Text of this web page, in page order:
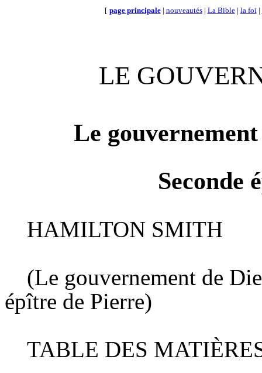
[ page principale| nouveautés| La Bible| la foi|
LE
Le
Seconde
HAMILTON SMITH
(Le gouvernement de
épître de Pierre)
TABLE DES